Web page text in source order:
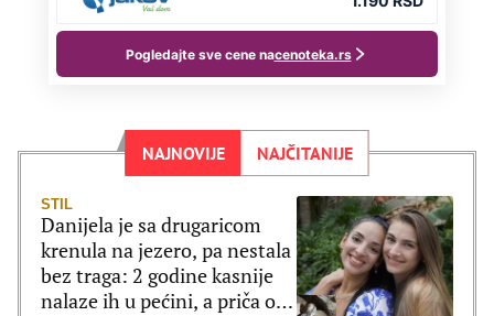
NAJNOVIJE NAJČITANIJE
STIL
Danijela je sa drugaricom
krenula na jezero, pa nestala
bez traga: 2 godine kasnije
nalaze ih u pećini, a priča o